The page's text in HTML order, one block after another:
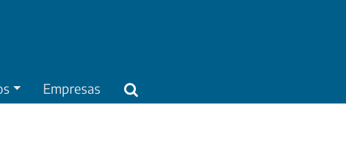
Empresas